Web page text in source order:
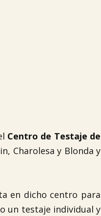
Centro de Testaje de
Charolesa y Blonda y
en dicho centro para
un testaje individual y